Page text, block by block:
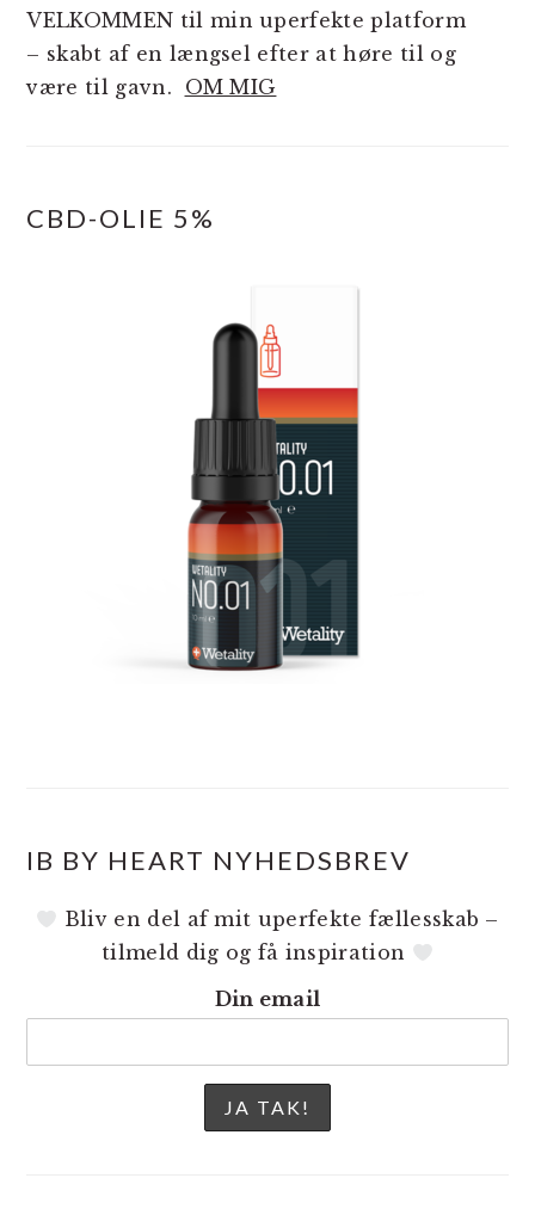
VELKOMMEN til min uperfekte platform
– skabt af en længsel efter at høre til og
være til gavn. OM MIG
CBD-OLIE 5%
IB BY HEART NYHEDSBREV
Bliv en del af mit uperfekte fællesskab –
tilmeld dig og få inspiration
Din email